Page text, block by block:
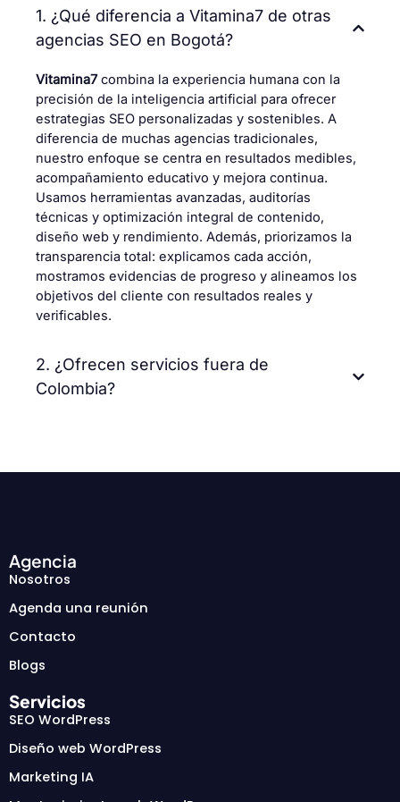
1. ¿Qué diferencia a Vitamina7 de otras
agencias SEO en Bogotá?
Vitamina7combina la experiencia humana con la
precisión de la inteligencia artificial para ofrecer
estrategias SEO personalizadas y sostenibles. A
diferencia de muchas agencias tradicionales,
nuestro enfoque se centra en resultados medibles,
acompañamiento educativo y mejora continua.
Usamos herramientas avanzadas, auditorías
técnicas y optimización integral de contenido,
diseño web y rendimiento. Además, priorizamos la
transparencia total: explicamos cada acción,
mostramos evidencias de progreso y alineamos los
objetivos del cliente con resultados reales y
verificables.
2. ¿Ofrecen servicios fuera de
Colombia?
Agencia
Nosotros
Agenda una reunión
Contacto
Blogs
Servicios
SEO WordPress
Diseño web WordPress
Marketing IA